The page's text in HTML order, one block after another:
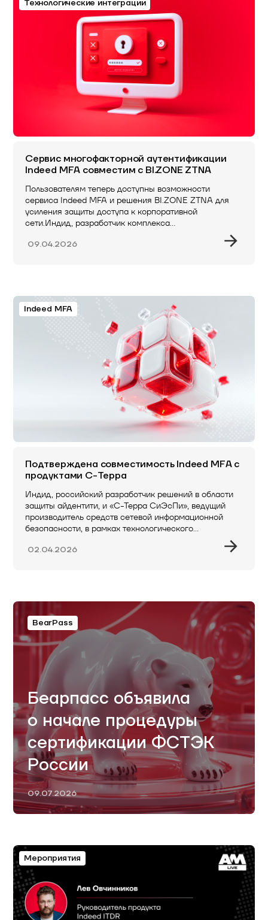
Технологические интеграции
Сервис многофакторной аутентификации
Indeed MFA совместим с BI.ZONE ZTNA
Пользователям теперь доступны возможности
сервиса Indeed MFA и решения BI.ZONE ZTNA для
усиления защиты доступа к корпоративной
сети.Индид, разработчик комплекса…
09.04.2026
Indeed MFA
Подтверждена совместимость Indeed MFA с
продуктами C-Терра
Индид, российский разработчик решений в области
защиты айдентити, и «С-Терра СиЭсПи», ведущий
производитель средств сетевой информационной
безопасности, в рамках технологического…
02.04.2026
BearPass
Беарпасс объявила
о начале процедуры
сертификации ФСТЭК
России
09.07.2026
Мероприятия